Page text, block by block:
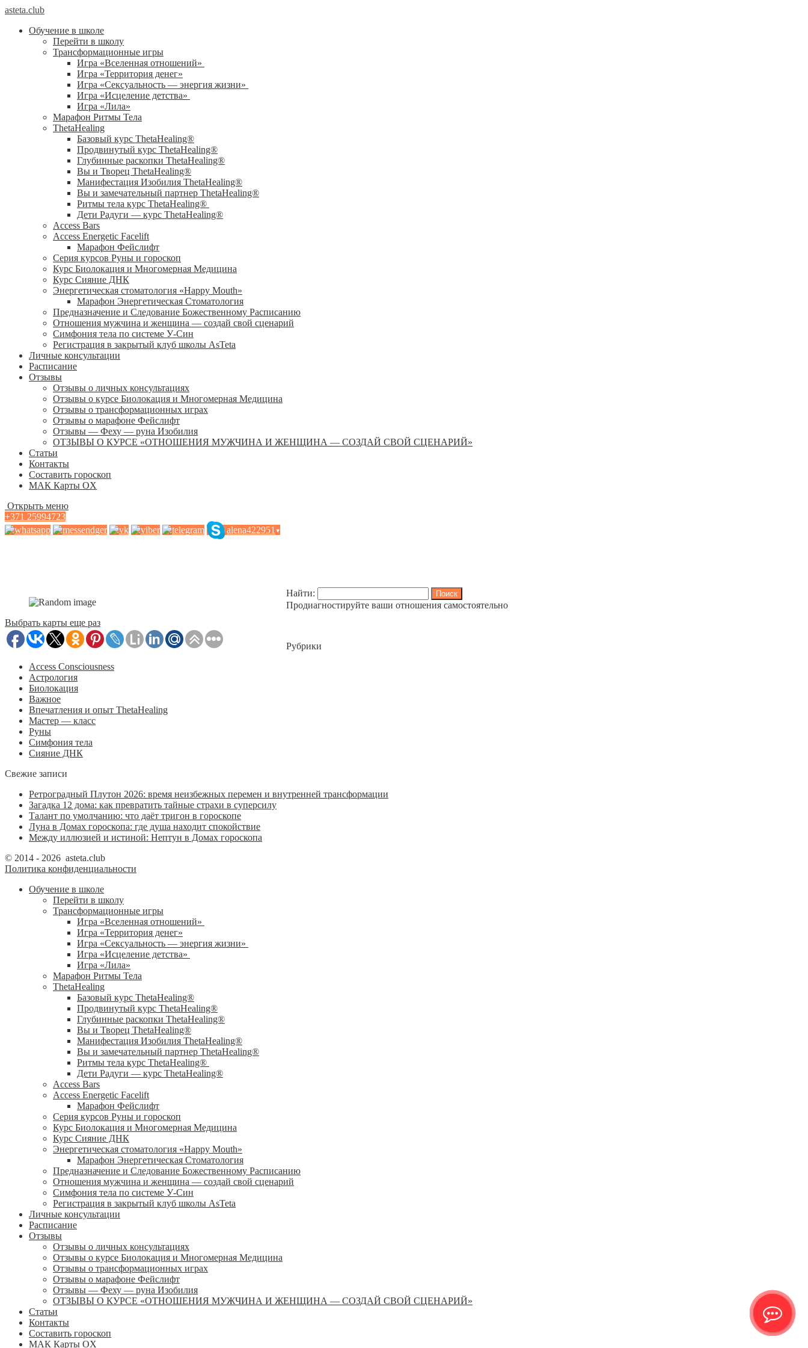
asteta.club
Обучение в школе
Перейти в школу
Трансформационные игры
Игра «Вселенная отношений»
Игра «Территория денег»
Игра «Сексуальность — энергия жизни»
Игра «Исцеление детства»
Игра «Лила»
Марафон Ритмы Тела
ThetaHealing
Базовый курс ThetaHealing®
Продвинутый курс ThetaHealing®
Глубинные раскопки ThetaHealing®
Вы и Творец ThetaHealing®
Манифестация Изобилия ThetaHealing®
Вы и замечательный партнер ThetaHealing®
Ритмы тела курс ThetaHealing®
Дети Радуги — курс ThetaHealing®
Access Bars
Access Energetic Facelift
Марафон Фейслифт
Серия курсов Руны и гороскоп
Курс Биолокация и Многомерная Медицина
Курс Сияние ДНК
Энергетическая стоматология «Happy Mouth»
Марафон Энергетическая Cтоматология
Предназначение и Следование Божественному Расписанию
Отношения мужчина и женщина — создай свой сценарий
Симфония тела по системе У-Син
Регистрация в закрытый клуб школы AsTeta
Личные консультации
Расписание
Отзывы
Отзывы о личных консультациях
Отзывы о курсе Биолокация и Многомерная Медицина
Отзывы о трансформационных играх
Отзывы о марафоне Фейслифт
Отзывы — Феху — руна Изобилия
ОТЗЫВЫ О КУРСЕ «ОТНОШЕНИЯ МУЖЧИНА И ЖЕНЩИНА — СОЗДАЙ СВОЙ СЦЕНАРИЙ»
Статьи
Контакты
Составить гороскоп
МАК Карты OХ
Открыть меню
+371 25994723
alena422951 ▾
Выбрать карты еще раз
Найти:
Продиагностируйте ваши отношения самостоятельно
Рубрики
Access Consciousness
Астрология
Биолокация
Важное
Впечатления и опыт ThetaHealing
Мастер — класс
Руны
Симфония тела
Сияние ДНК
Свежие записи
Ретроградный Плутон 2026: время неизбежных перемен и внутренней трансформации
Загадка 12 дома: как превратить тайные страхи в суперсилу
Талант по умолчанию: что даёт тригон в гороскопе
Луна в Домах гороскопа: где душа находит спокойствие
Между иллюзией и истиной: Нептун в Домах гороскопа
© 2014 - 2026 asteta.club
Политика конфиденциальности
Обучение в школе
Перейти в школу
Трансформационные игры
Игра «Вселенная отношений»
Игра «Территория денег»
Игра «Сексуальность — энергия жизни»
Игра «Исцеление детства»
Игра «Лила»
Марафон Ритмы Тела
ThetaHealing
Базовый курс ThetaHealing®
Продвинутый курс ThetaHealing®
Глубинные раскопки ThetaHealing®
Вы и Творец ThetaHealing®
Манифестация Изобилия ThetaHealing®
Вы и замечательный партнер ThetaHealing®
Ритмы тела курс ThetaHealing®
Дети Радуги — курс ThetaHealing®
Access Bars
Access Energetic Facelift
Марафон Фейслифт
Серия курсов Руны и гороскоп
Курс Биолокация и Многомерная Медицина
Курс Сияние ДНК
Энергетическая стоматология «Happy Mouth»
Марафон Энергетическая Cтоматология
Предназначение и Следование Божественному Расписанию
Отношения мужчина и женщина — создай свой сценарий
Симфония тела по системе У-Син
Регистрация в закрытый клуб школы AsTeta
Личные консультации
Расписание
Отзывы
Отзывы о личных консультациях
Отзывы о курсе Биолокация и Многомерная Медицина
Отзывы о трансформационных играх
Отзывы о марафоне Фейслифт
Отзывы — Феху — руна Изобилия
ОТЗЫВЫ О КУРСЕ «ОТНОШЕНИЯ МУЖЧИНА И ЖЕНЩИНА — СОЗДАЙ СВОЙ СЦЕНАРИЙ»
Статьи
Контакты
Составить гороскоп
МАК Карты OХ